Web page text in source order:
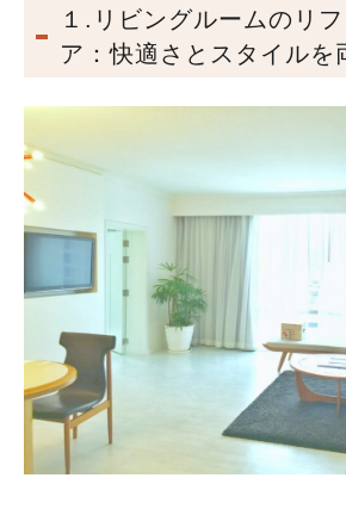
１.リビングルームのリ
ア：快適さとスタイルを